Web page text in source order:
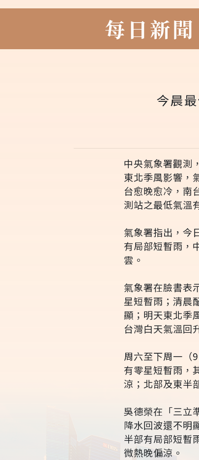
每日新聞
今晨
中央氣象署觀測
東北季風影響，
台愈晚愈冷，南
測站之最低氣溫
氣象署指出，今
有局部短暫雨，
雲。
氣象署在臉書表
星短暫雨；清晨
顯；明天東北季
台灣白天氣溫回
周六至下周一（
有零星短暫雨，
涼；北部及東半
吳德榮在「三立
降水回波還不明
半部有局部短暫
微熱晚偏涼。